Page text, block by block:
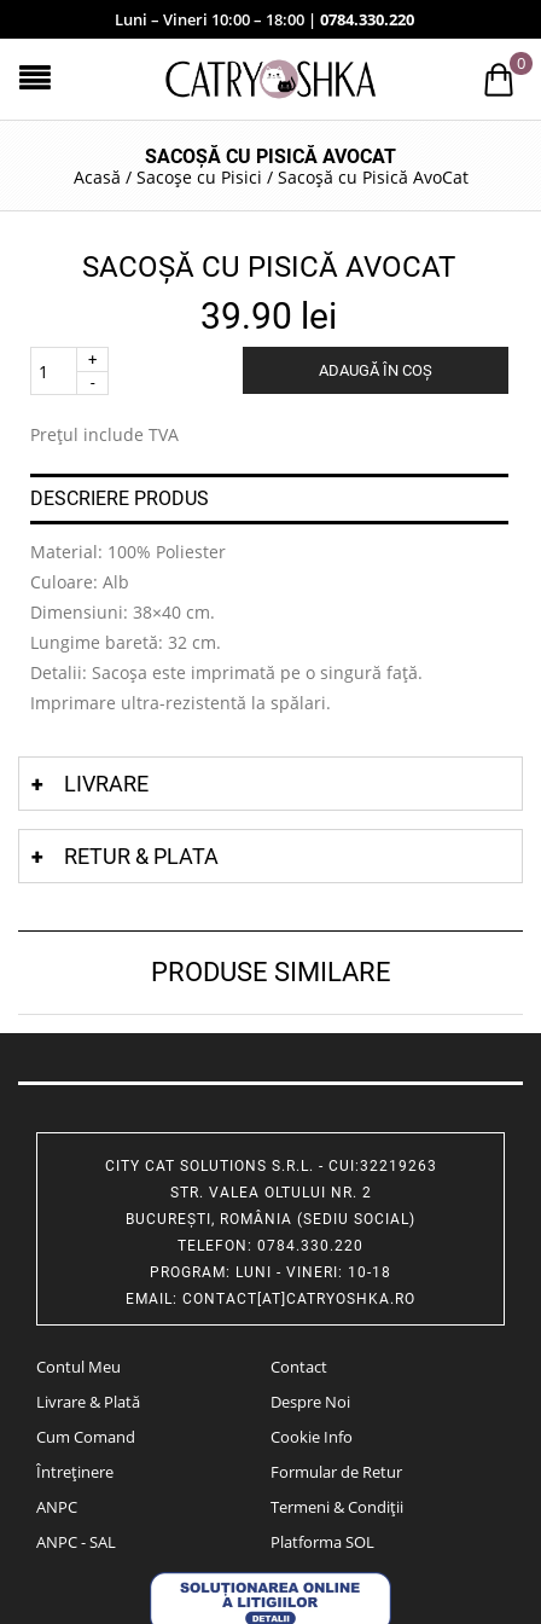
Luni – Vineri 10:00 – 18:00 | 0784.330.220
0
SACOȘĂ CU PISICĂ AVOCAT
Acasă / Sacoșe cu Pisici / Sacoșă cu Pisică AvoCat
SACOȘĂ CU PISICĂ AVOCAT
39.90 lei
Quantity
ADAUGĂ ÎN COȘ
Prețul include TVA
DESCRIERE PRODUS
Material: 100% Poliester
Culoare: Alb
Dimensiuni: 38×40 cm.
Lungime baretă: 32 cm.
Detalii: Sacoșa este imprimată pe o singură față.
Imprimare ultra-rezistentă la spălari.
LIVRARE
RETUR & PLATA
PRODUSE SIMILARE
CITY CAT SOLUTIONS S.R.L. - CUI:32219263
STR. VALEA OLTULUI NR. 2
BUCUREȘTI, ROMÂNIA (SEDIU SOCIAL)
TELEFON : 0784.330.220
PROGRAM: LUNI - VINERI: 10-18
EMAIL: CONTACT[AT]CATRYOSHKA.RO
Contul Meu
Livrare & Plată
Cum Comand
Întreținere
ANPC
ANPC - SAL
Contact
Despre Noi
Cookie Info
Formular de Retur
Termeni & Condiții
Platforma SOL